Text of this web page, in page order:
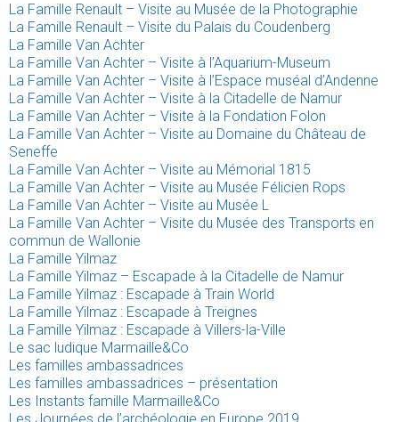
La Famille Renault – Visite au Musée de la Photographie
La Famille Renault – Visite du Palais du Coudenberg
La Famille Van Achter
La Famille Van Achter – Visite à l’Aquarium-Museum
La Famille Van Achter – Visite à l’Espace muséal d’Andenne
La Famille Van Achter – Visite à la Citadelle de Namur
La Famille Van Achter – Visite à la Fondation Folon
La Famille Van Achter – Visite au Domaine du Château de
Seneffe
La Famille Van Achter – Visite au Mémorial 1815
La Famille Van Achter – Visite au Musée Félicien Rops
La Famille Van Achter – Visite au Musée L
La Famille Van Achter – Visite du Musée des Transports en
commun de Wallonie
La Famille Yilmaz
La Famille Yilmaz – Escapade à la Citadelle de Namur
La Famille Yilmaz : Escapade à Train World
La Famille Yilmaz : Escapade à Treignes
La Famille Yilmaz : Escapade à Villers-la-Ville
Le sac ludique Marmaille&Co
Les familles ambassadrices
Les familles ambassadrices – présentation
Les Instants famille Marmaille&Co